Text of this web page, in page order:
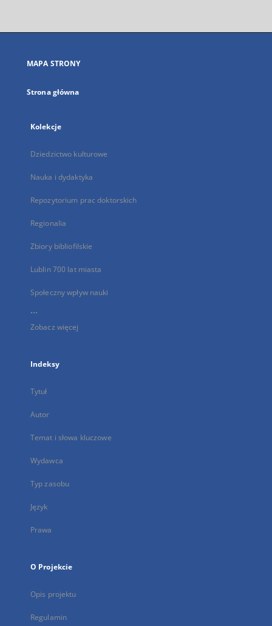
się
karcie
MAPA STRONY
Strona główna
Kolekcje
Dziedzictwo kulturowe
Nauka i dydaktyka
Repozytorium prac doktorskich
Regionalia
Zbiory bibliofilskie
Lublin 700 lat miasta
Społeczny wpływ nauki
...
Zobacz więcej
Indeksy
Tytuł
Autor
Temat i słowa kluczowe
Wydawca
Typ zasobu
Język
Prawa
O Projekcie
Opis projektu
Regulamin